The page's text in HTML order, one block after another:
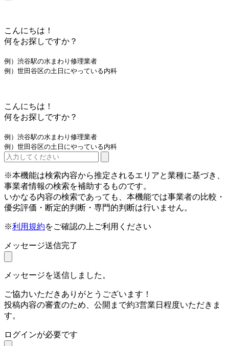
こんにちは！
何をお探しですか？
例）渋谷駅の水まわり修理業者
例）世田谷区の土日にやっている内科
こんにちは！
何をお探しですか？
例）渋谷駅の水まわり修理業者
例）世田谷区の土日にやっている内科
※本機能は検索内容から推定されるエリアと業種に基づき、
事業者情報の検索を補助するものです。
いかなる内容の検索であっても、本機能では事業者の比較・
優劣評価・断定的判断・専門的判断は行いません。
※利用規約をご確認の上ご利用ください
メッセージ送信完了
メッセージを送信しました。
ご協力いただきありがとうございます！
投稿内容の審査のため、公開まで約3営業日程度いただきま
す。
ログインが必要です